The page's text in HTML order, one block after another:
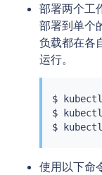
部署两个工
部署到单个
负载都在各
运行。
$ kubectl
$
kubectl
$
kubectl
使用以下命